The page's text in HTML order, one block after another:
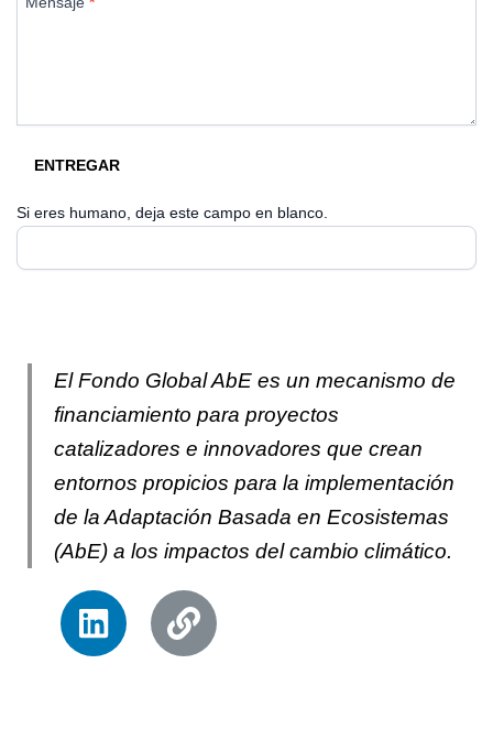
ENTREGAR
Si eres humano, deja este campo en blanco.
El Fondo Global AbE es un mecanismo de
financiamiento para proyectos
catalizadores e innovadores que crean
entornos propicios para la implementación
de la Adaptación Basada en Ecosistemas
(AbE) a los impactos del cambio climático.
L
i
n
E
n
l